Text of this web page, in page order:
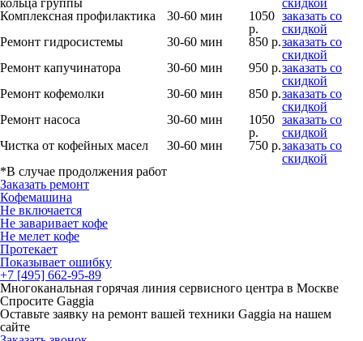
кольца группы
скидкой
Комплексная профилактика
30-60 мин
1050
р.
заказать со
скидкой
Ремонт гидросистемы
30-60 мин 850 р.заказать со
скидкой
Ремонт капучинатора
30-60 мин 950 р.заказать со
скидкой
Ремонт кофемолки
30-60 мин 850 р.заказать со
скидкой
Ремонт насоса
30-60 мин
1050
р.
заказать со
скидкой
Чистка от кофейных масел
30-60 мин 750 р.заказать со
скидкой
*В случае продолжения работ
Заказать ремонт
Кофемашина
Не включается
Не заваривает кофе
Не мелет кофе
Протекает
Показывает ошибку
+7 [495] 662-95-89
Многоканальная горячая линия сервисного центра в Москве
Спросите Gaggia
Оставьте заявку на ремонт вашей техники Gaggia на нашем
сайте